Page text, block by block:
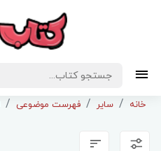
خانه سایر فهرست موضوعی